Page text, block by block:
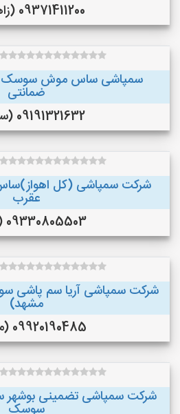
09371411200 (زاهدان )
ضمانتی
09191321632 (سمنان )
شرکت سمپاشی (کل
عقرب
09330805503 (اهواز )
شرکت سمپاشی آریا سم پاشی
مشهد)
09920190485 (مشهد )
شرکت سمپاشی تضمینی بوشهر
سوسک